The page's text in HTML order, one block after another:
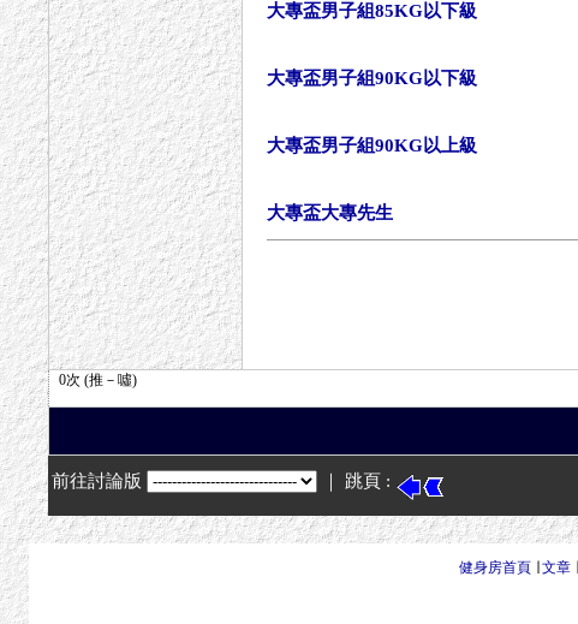
大專盃男子組85KG以下級
大專盃男子組90KG以下級
大專盃男子組90KG以上級
大專盃大專先生
前往討論版 ｜ 跳頁 :
健身房首頁 ∣文章